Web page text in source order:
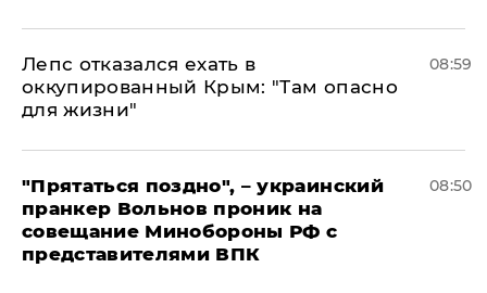
Лепс отказался ехать в
оккупированный Крым: "Там опасно
для жизни"
08:59
"Прятаться поздно", – украинский
пранкер Вольнов проник на
совещание Минобороны РФ с
представителями ВПК
08:50